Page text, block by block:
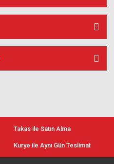
Takas ile Satın Alma
Kurye ile Aynı Gün Teslimat